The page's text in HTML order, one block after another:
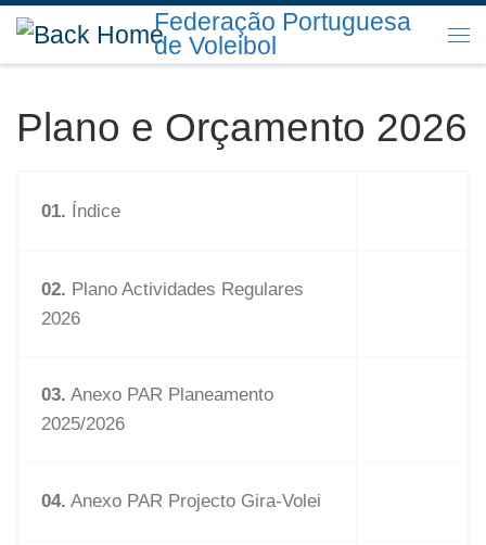
Skip to content Federação Portuguesa
de Voleibol
Plano e Orçamento 2026
01. Índice
02. Plano Actividades Regulares
2026
03. Anexo PAR Planeamento
2025/2026
04. Anexo PAR Projecto Gira-Volei